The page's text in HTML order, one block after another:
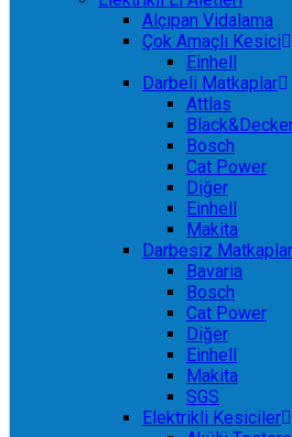
Alçıpan Vidalama
Çok Amaçlı Kesici
Einhell
Darbeli Matkaplar
Attlas
Bosch
Cat Power
Diğer
Einhell
Makita
Darbesiz Matkaplar
Bavaria
Bosch
Cat Power
Diğer
Einhell
Makita
SGS
Elektrikli Kesiciler